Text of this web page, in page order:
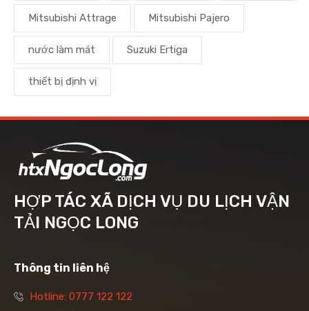
Mitsubishi Attrage Mitsubishi Pajero
nước làm mát Suzuki Ertiga
thiết bị định vị
HỢP TÁC XÃ DỊCH VỤ DU LỊCH VẬN
TẢI NGỌC LONG
Thông tin liên hệ
Hotline: 0777 122 122